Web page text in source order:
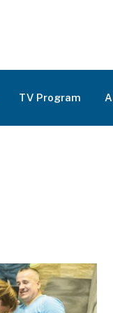
TV Program